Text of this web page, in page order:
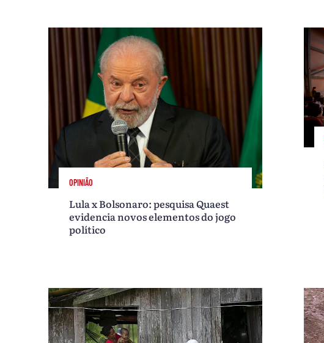
OPINIÃO
Lula x Bolsonaro: pesquisa Quaest
evidencia novos elementos do jogo
político